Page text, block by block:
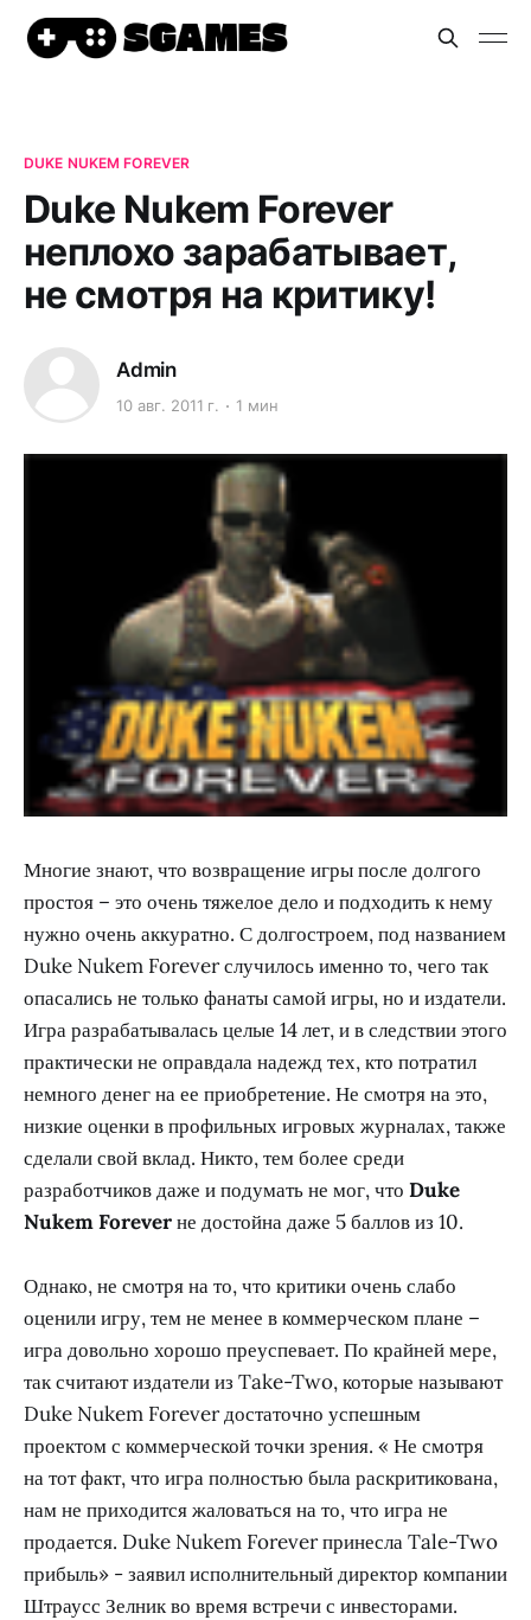
DUKE NUKEM FOREVER
Duke Nukem Forever
неплохо зарабатывает,
не смотря на критику!
Admin
10 авг. 2011 г. 1 мин
Многие знают, что возвращение игры после долгого
простоя – это очень тяжелое дело и подходить к нему
нужно очень аккуратно. С долгостроем, под названием
Duke Nukem Forever случилось именно то, чего так
опасались не только фанаты самой игры, но и издатели.
Игра разрабатывалась целые 14 лет, и в следствии этого
практически не оправдала надежд тех, кто потратил
немного денег на ее приобретение. Не смотря на это,
низкие оценки в профильных игровых журналах, также
сделали свой вклад. Никто, тем более среди
разработчиков даже и подумать не мог, что Duke
Nukem Foreverне достойна даже 5 баллов из 10.
Однако, не смотря на то, что критики очень слабо
оценили игру, тем не менее в коммерческом плане –
игра довольно хорошо преуспевает. По крайней мере,
так считают издатели из Take-Two, которые называют
Duke Nukem Forever достаточно успешным
проектом с коммерческой точки зрения. « Не смотря
на тот факт, что игра полностью была раскритикована,
нам не приходится жаловаться на то, что игра не
продается. Duke Nukem Forever принесла Tale-Two
прибыль» - заявил исполнительный директор компании
Штраусс Зелник во время встречи с инвесторами.